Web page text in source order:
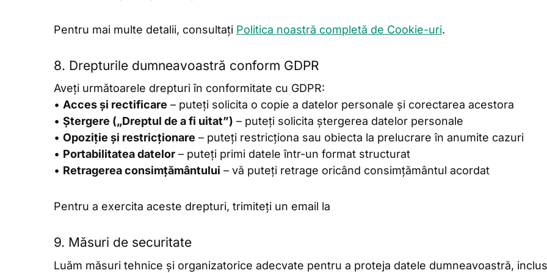
Pentru mai multe detalii, consultați Politica noastră completă de Cookie-uri.
8. Drepturile dumneavoastră conform GDPR
Aveți următoarele drepturi în conformitate cu GDPR:
• Acces și rectificare – puteți solicita o copie a datelor personale și corectarea acestora
• Ștergere („Dreptul de a fi uitat”) – puteți solicita ștergerea datelor personale
• Opoziție și restricționare – puteți restricționa sau obiecta la prelucrare în anumite cazuri
• Portabilitatea datelor – puteți primi datele într-un format structurat
• Retragerea consimțământului – vă puteți retrage oricând consimțământul acordat
Pentru a exercita aceste drepturi, trimiteți un email la
9. Măsuri de securitate
Luăm măsuri tehnice și organizatorice adecvate pentru a proteja datele dumneavoastră,